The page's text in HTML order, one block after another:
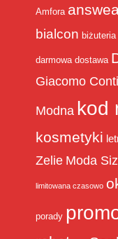
Amfora
bialcon biżuteria
darmowa dostawa
Giacomo Conti
Modna kod
kosmetyki
Zelie Moda
limitowana czasowo
porady